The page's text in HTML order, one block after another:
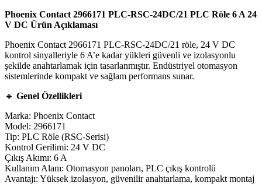
Phoenix Contact 2966171 PLC-RSC-24DC/21 PLC Röle 6 A 24
V DC Ürün Açıklaması
Phoenix Contact 2966171 PLC-RSC-24DC/21 röle, 24 V DC
kontrol sinyalleriyle 6 A’e kadar yükleri güvenli ve izolasyonlu
şekilde anahtarlamak için tasarlanmıştır. Endüstriyel otomasyon
sistemlerinde kompakt ve sağlam performans sunar.
🔹 Genel Özellikleri
Marka: Phoenix Contact
Model: 2966171
Tip: PLC Röle (RSC-Serisi)
Kontrol Gerilimi: 24 V DC
Çıkış Akımı: 6 A
Kullanım Alanı: Otomasyon panoları, PLC çıkış kontrolü
Avantajı: Yüksek izolasyon, güvenilir anahtarlama, kompakt montaj